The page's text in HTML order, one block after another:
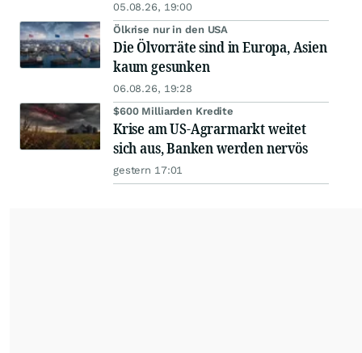
05.08.26, 19:00
Ölkrise nur in den USA
Die Ölvorräte sind in Europa, Asien
kaum gesunken
06.08.26, 19:28
$600 Milliarden Kredite
Krise am US-Agrarmarkt weitet
sich aus, Banken werden nervös
gestern 17:01